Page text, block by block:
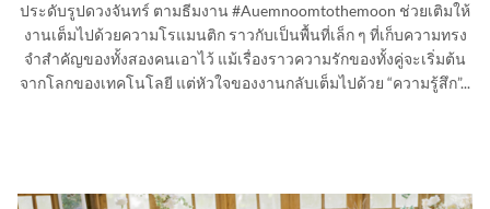
ประดับรูปดวงจันทร์ ตามธีมงาน #Auemnoomtothemoon ช่วยเติมให้
งานเต็มไปด้วยความโรแมนติก ราวกับเป็นพื้นที่เล็ก ๆ ที่เก็บความทรง
จำสำคัญของทั้งสองคนเอาไว้ แม้เรื่องราวความรักของทั้งคู่จะเริ่มต้น
จากโลกของเทคโนโลยี แต่หัวใจของงานกลับเต็มไปด้วย “ความรู้สึก”...